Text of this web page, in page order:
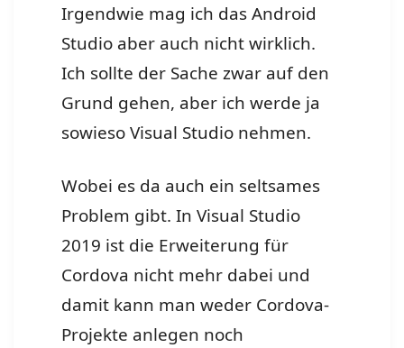
Irgendwie mag ich das Android
Studio aber auch nicht wirklich.
Ich sollte der Sache zwar auf den
Grund gehen, aber ich werde ja
sowieso Visual Studio nehmen.
Wobei es da auch ein seltsames
Problem gibt. In Visual Studio
2019 ist die Erweiterung für
Cordova nicht mehr dabei und
damit kann man weder Cordova-
Projekte anlegen noch